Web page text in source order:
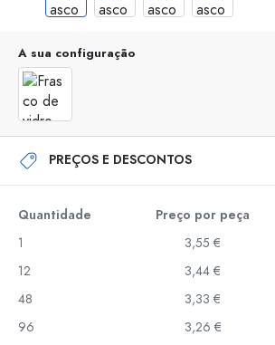
A sua configuração
PREÇOS E DESCONTOS
Quantidade Preço por peça
1
3,55 €
12
3,44 €
48
3,33 €
96
3,26 €